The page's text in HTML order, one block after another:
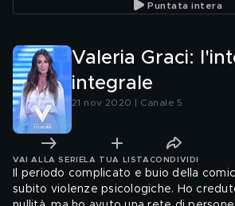
Puntata intera
Valeria Graci:
integrale
21 nov 2020 | Canale 5
VAI ALLA SERIE LA TUA LISTA CONDIVIDI
Il periodo complicato e buio della
subito violenze psicologiche. Ho